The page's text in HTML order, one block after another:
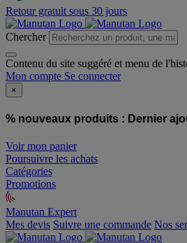
Retour gratuit sous 30 jours
Chercher
Contenu du site suggéré et menu de
Mon compte Se connecter
×
% nouveaux produits : Dernier
Voir mon panier
Poursuivre les achats
Catégories
Promotions
Manutan Expert
offre reconditionnée
Mes devis Suivre une commande Nos